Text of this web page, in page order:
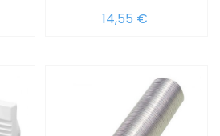
14,55 €